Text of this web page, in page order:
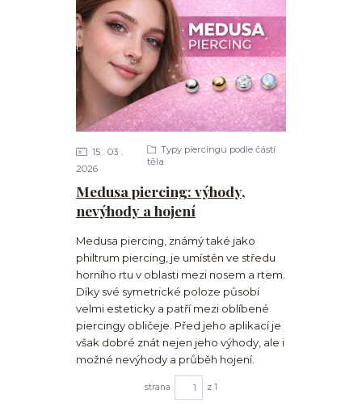
Medusa piercing: výhody,
nevýhody a hojení
15
03
2026
Typy piercingu podle částí
těla
Medusa piercing, známý také jako
philtrum piercing, je umístěn ve středu
horního rtu v oblasti mezi nosem a rtem.
Díky své symetrické poloze působí
velmi esteticky a patří mezi oblíbené
piercingy obličeje. Před jeho aplikací je
však dobré znát nejen jeho výhody, ale i
možné nevýhody a průběh hojení.
strana z 1